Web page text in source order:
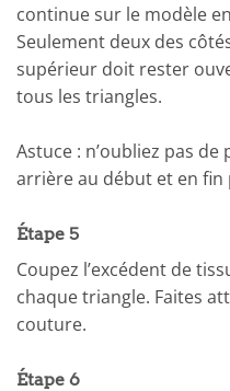
continue sur le modèle
Seulement deux des
supérieur doit rester
tous les triangles.
Astuce : n’oubliez pas
arrière au début et en
Étape 5
Coupez l’excédent de
chaque triangle. Faites
couture.
Étape 6